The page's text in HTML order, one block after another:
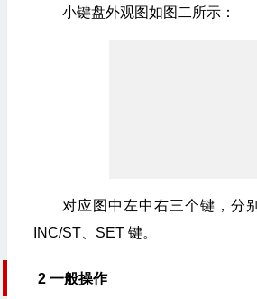
小键盘外观图如图二所示：
对应图中左中右三个键，分
INC/ST、SET 键。
2 一般操作